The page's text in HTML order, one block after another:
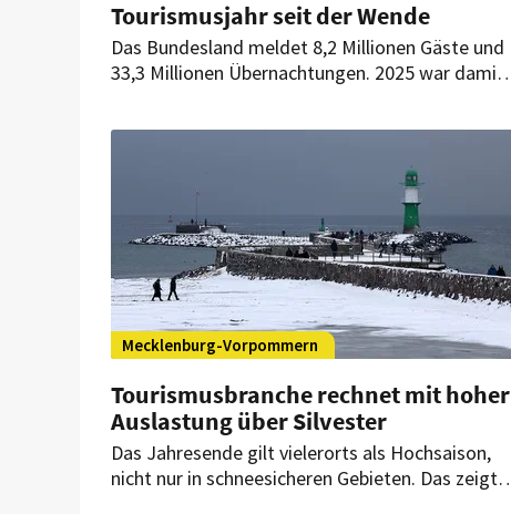
Tourismusjahr seit der Wende
Das Bundesland meldet 8,2 Millionen Gäste und
33,3 Millionen Übernachtungen. 2025 war damit
Mecklenburg-Vorpommern
Tourismusbranche rechnet mit hoher
Auslastung über Silvester
Das Jahresende gilt vielerorts als Hochsaison,
nicht nur in schneesicheren Gebieten. Das zeigt